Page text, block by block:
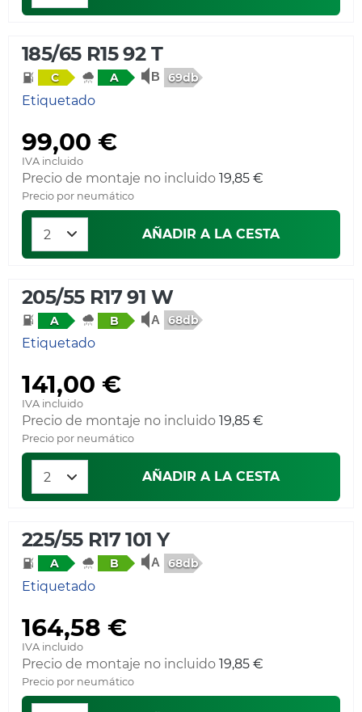
185/65 R15 92 T
C A 69db
Etiquetado
99,00 €
IVA incluido
Precio de montaje no incluido 19,85 €
Precio por neumático
AÑADIR A LA CESTA
205/55 R17 91 W
A B 68db
Etiquetado
141,00 €
IVA incluido
Precio de montaje no incluido 19,85 €
Precio por neumático
AÑADIR A LA CESTA
225/55 R17 101 Y
A B 68db
Etiquetado
164,58 €
IVA incluido
Precio de montaje no incluido 19,85 €
Precio por neumático